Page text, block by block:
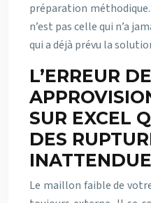
préparation
n’est pas celle qui n’a
qui a déjà prévu la
L’ERREUR
SUR EXCEL
DES
Le maillon faible de